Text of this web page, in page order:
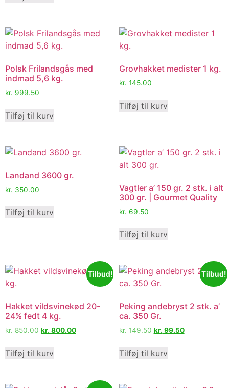
Polsk Frilandsgås med
indmad 5,6 kg.
kr. 999.50
Tilføj til kurv
Grovhakket medister 1 kg.
kr. 145.00
Tilføj til kurv
Landand 3600 gr.
kr. 350.00
Tilføj til kurv
Vagtler a’ 150 gr. 2 stk. i alt
300 gr. | Gourmet Quality
kr. 69.50
Tilføj til kurv
Tilbud!
Hakket vildsvinekød 20-
24% fedt 4 kg.
kr.850.00 kr. 800.00
Tilføj til kurv
Tilbud!
Peking andebryst 2 stk. a’
ca. 350 Gr.
kr.149.50 kr. 99.50
Tilføj til kurv